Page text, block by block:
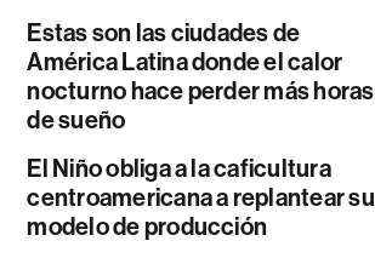
Estas son las ciudades de
América Latina donde el calor
nocturno hace perder más horas
de sueño
El Niño obliga a la caficultura
centroamericana a replantear su
modelo de producción